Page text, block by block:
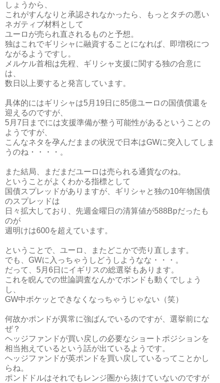
しょうから、
これがすんなりと承認されなかったら、もっとタチの悪い
ネガティブ材料として
ユーロが売られ直されるものと予想。
独はこれでギリシャに融資することになれば、即増税につ
ながるようですし。
メルケル首相は先程、ギリシャ支援に関する独の合意に
は、
数日以上要すると発言しています。
具体的にはギリシャは5月19日に85億ユーロの国債償還を
迎えるのですが、
5月7日までには支援準備が整う可能性があるということの
ようですが、
こんなネタを孕んだままの状況で日本はGWに突入してしま
うのね・・・・。
また結局、まだまだユーロは売られる通貨なのね。
ということがよくわかる指標として
国債スプレッドがありますが、ギリシャと独の10年物国債
のスプレッドは
日々拡大しており、先週金曜日の清算値が588Bpだったも
のが
週明けは600を超えています。
ということで、ユーロ、またどこかで売り直します。
でも、GWに入っちゃうしどうしようなな・・・。
だって、5月6日にイギリスの総選挙もあります。
これを睨んでの世論調査なんかでポンドも動くでしょう
し、
GW中ボケッとできなくなっちゃうじゃない（笑）
何故かポンドが異常に強ばんでいるのですが、選挙前にな
ぜ？
ヘッジファンドが買い戻しの必要なショートポジションを
相当抱えているという話が出ているようです。
ヘッジファンドが英ポンドを買い戻しているってことかし
らね。
ポンドドルはそれでもレンジ圏から抜けていないのですが